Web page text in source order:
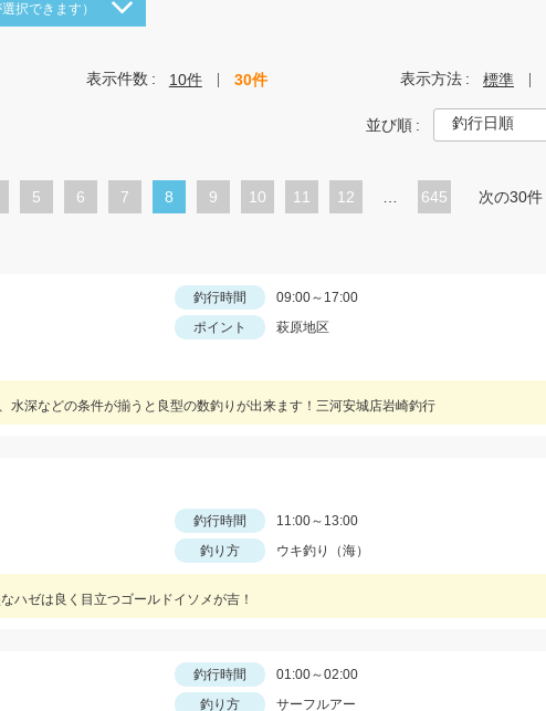
択できます）
表示件数 10件 30件 表示方法 標準
並び順
ペ
5
ペ
6
ペ
7
カ
ト
ペ
ジ
8
ペ
9
ペ
10
ペ
11
ペ
12 645 次の30件
釣行時間
09:00～17:00
ポイント
萩原地区
水深などの条件が揃うと良型の数釣りが出来ます！三河安城店岩崎釣行
釣行時間
11:00～13:00
釣り方 ウキ釣り（海）
ハゼは良く目立つゴールドイソメが吉！
釣行時間
01:00～02:00
釣り方 サーフルアー